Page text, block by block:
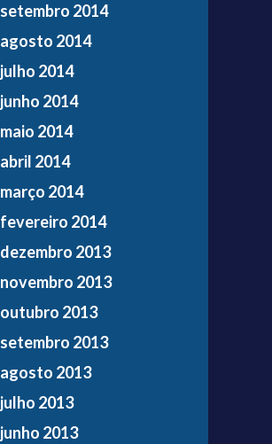
setembro 2014
agosto 2014
julho 2014
junho 2014
maio 2014
abril 2014
março 2014
fevereiro 2014
dezembro 2013
novembro 2013
outubro 2013
setembro 2013
agosto 2013
julho 2013
junho 2013